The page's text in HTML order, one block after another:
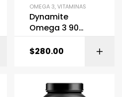
OMEGA 3,VITAMINAS
Dynamite
Omega 3 90
$280.00